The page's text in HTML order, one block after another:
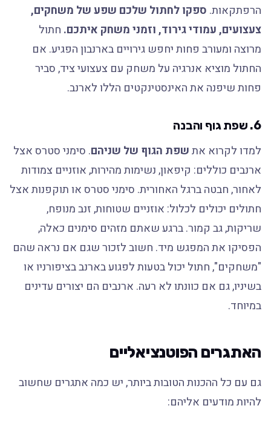
הרפתקאות.ספקו לחתול שלכם שפע של משחקים,
צעצועים, עמודי גירוד, וזמני משחק איתכם.חתול
מרוצה ומעורב פחות יחפש גירויים בארנבון הפגיע. אם
החתול מוציא אנרגיה על משחק עם צעצועי ציד, סביר
פחות שיפנה את האינסטינקטים הללו לארנב.
6. שפת גוף והבנה
למדו לקרוא אתשפת הגוף של שניהם. סימני סטרס אצל
ארנבים כוללים: קיפאון, נשימות מהירות, אוזניים צמודות
לאחור, חבטה ברגל האחורית. סימני סטרס או תוקפנות אצל
חתולים יכולים לכלול: אוזניים שטוחות, זנב מנופח,
שריקות, גב קמור. ברגע שאתם מזהים סימנים כאלה,
הפסיקו את המפגש מיד. חשוב לזכור שגם אם נראה שהם
"משחקים", חתול יכול בטעות לפגוע בארנב בציפורניו או
בשיניו, גם אם כוונתו לא רעה. ארנבים הם יצורים עדינים
במיוחד.
האתגרים הפוטנציאליים
גם עם כל ההכנות הטובות ביותר, יש כמה אתגרים שחשוב
להיות מודעים אליהם: